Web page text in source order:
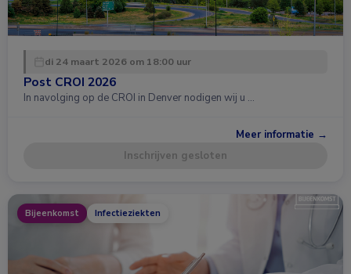
di 24 maart 2026 om 18:00 uur
Post CROI 2026
In navolging op de CROI in Denver nodigen wij u …
Meer informatie →
Inschrijven gesloten
Bijeenkomst Infectieziekten